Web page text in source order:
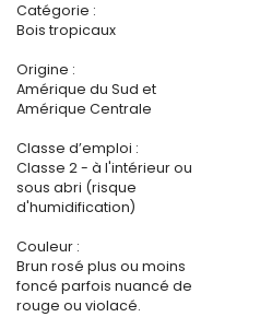
Catégorie :
Bois tropicaux
Origine :
Amérique du Sud et
Amérique Centrale
Classe d’emploi :
Classe 2 - à l'intérieur ou
sous abri (risque
d'humidification)
Couleur :
Brun rosé plus ou moins
foncé parfois nuancé de
rouge ou violacé.